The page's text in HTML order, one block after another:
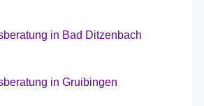
in Bad Ditzenbach
in Gruibingen